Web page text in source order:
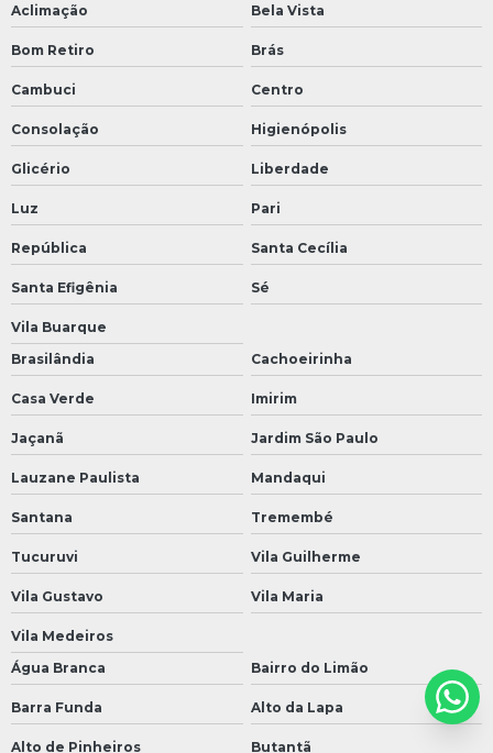
Aclimação Bela Vista
Bom Retiro Brás
Cambuci Centro
Consolação Higienópolis
Glicério Liberdade
Luz Pari
República Santa Cecília
Santa Efigênia Sé
Vila Buarque
Brasilândia
Cachoeirinha
Casa Verde Imirim
Jaçanã Jardim São Paulo
Lauzane Paulista Mandaqui
Santana Tremembé
Tucuruvi Vila Guilherme
Vila Gustavo Vila Maria
Vila Medeiros
Água Branca
Bairro do Limão
Barra Funda Alto da Lapa
Alto de Pinheiros Butantã